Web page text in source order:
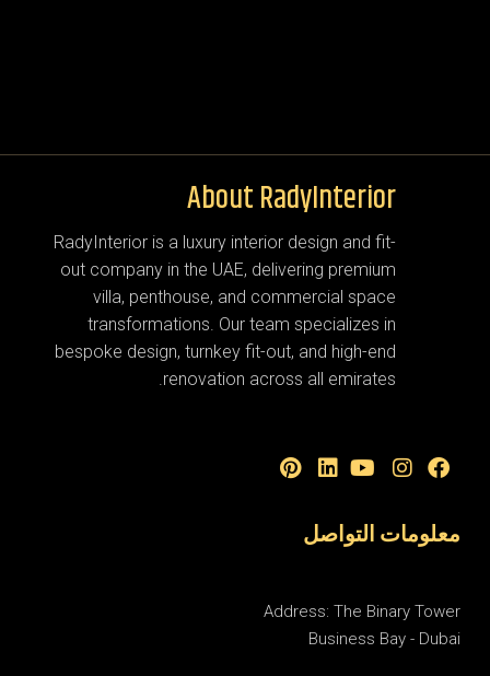
About RadyInterior
RadyInterior is a luxury interior design and fit-
out company in the UAE, delivering premium
villa, penthouse, and commercial space
transformations. Our team specializes in
bespoke design, turnkey fit-out, and high-end
renovation across all emirates.
معلومات التواصل
Address: The Binary Tower
Business Bay - Dubai